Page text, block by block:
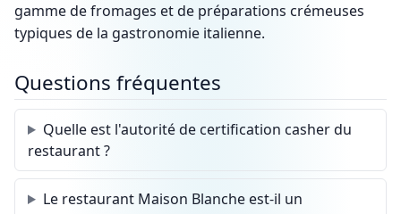
gamme de fromages et de préparations crémeuses
typiques de la gastronomie italienne.
Questions fréquentes
Quelle est l'autorité de certification casher du
restaurant ?
Le restaurant Maison Blanche est-il un